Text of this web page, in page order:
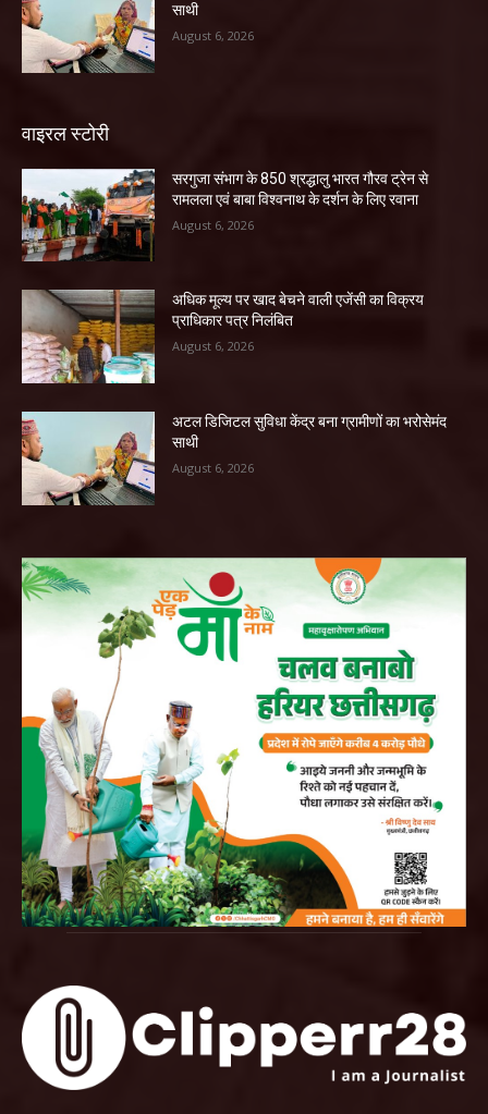
साथी
August 6, 2026
वाइरल स्टोरी
सरगुजा संभाग के 850 श्रद्धालु भारत गौरव ट्रेन से
रामलला एवं बाबा विश्वनाथ के दर्शन के लिए रवाना
August 6, 2026
अधिक मूल्य पर खाद बेचने वाली एजेंसी का विक्रय
प्राधिकार पत्र निलंबित
August 6, 2026
अटल डिजिटल सुविधा केंद्र बना ग्रामीणों का भरोसेमंद
साथी
August 6, 2026